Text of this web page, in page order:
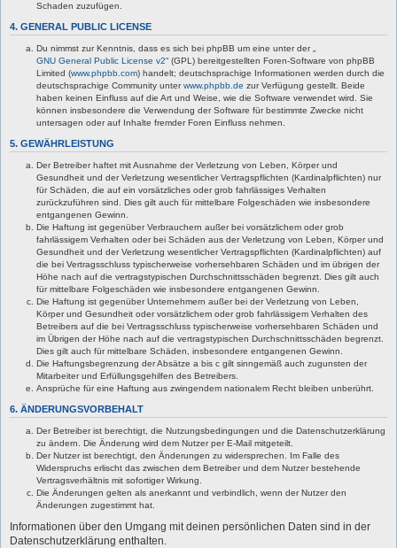
Schaden zuzufügen.
4. GENERAL PUBLIC LICENSE
Du nimmst zur Kenntnis, dass es sich bei phpBB um eine unter der „
GNU General Public License v2“ (GPL) bereitgestellten Foren-Software von phpBB
Limited (www.phpbb.com) handelt; deutschsprachige Informationen werden durch die
deutschsprachige Community unterwww.phpbb.de zur Verfügung gestellt. Beide
haben keinen Einfluss auf die Art und Weise, wie die Software verwendet wird. Sie
können insbesondere die Verwendung der Software für bestimmte Zwecke nicht
untersagen oder auf Inhalte fremder Foren Einfluss nehmen.
5. GEWÄHRLEISTUNG
Der Betreiber haftet mit Ausnahme der Verletzung von Leben, Körper und
Gesundheit und der Verletzung wesentlicher Vertragspflichten (Kardinalpflichten) nur
für Schäden, die auf ein vorsätzliches oder grob fahrlässiges Verhalten
zurückzuführen sind. Dies gilt auch für mittelbare Folgeschäden wie insbesondere
entgangenen Gewinn.
Die Haftung ist gegenüber Verbrauchern außer bei vorsätzlichem oder grob
fahrlässigem Verhalten oder bei Schäden aus der Verletzung von Leben, Körper und
Gesundheit und der Verletzung wesentlicher Vertragspflichten (Kardinalpflichten) auf
die bei Vertragsschluss typischerweise vorhersehbaren Schäden und im übrigen der
Höhe nach auf die vertragstypischen Durchschnittsschäden begrenzt. Dies gilt auch
für mittelbare Folgeschäden wie insbesondere entgangenen Gewinn.
Die Haftung ist gegenüber Unternehmern außer bei der Verletzung von Leben,
Körper und Gesundheit oder vorsätzlichem oder grob fahrlässigem Verhalten des
Betreibers auf die bei Vertragsschluss typischerweise vorhersehbaren Schäden und
im Übrigen der Höhe nach auf die vertragstypischen Durchschnittsschäden begrenzt.
Dies gilt auch für mittelbare Schäden, insbesondere entgangenen Gewinn.
Die Haftungsbegrenzung der Absätze a bis c gilt sinngemäß auch zugunsten der
Mitarbeiter und Erfüllungsgehilfen des Betreibers.
Ansprüche für eine Haftung aus zwingendem nationalem Recht bleiben unberührt.
6. ÄNDERUNGSVORBEHALT
Der Betreiber ist berechtigt, die Nutzungsbedingungen und die Datenschutzerklärung
zu ändern. Die Änderung wird dem Nutzer per E-Mail mitgeteilt.
Der Nutzer ist berechtigt, den Änderungen zu widersprechen. Im Falle des
Widerspruchs erlischt das zwischen dem Betreiber und dem Nutzer bestehende
Vertragsverhältnis mit sofortiger Wirkung.
Die Änderungen gelten als anerkannt und verbindlich, wenn der Nutzer den
Änderungen zugestimmt hat.
Informationen über den Umgang mit deinen persönlichen Daten sind in der
Datenschutzerklärung enthalten.